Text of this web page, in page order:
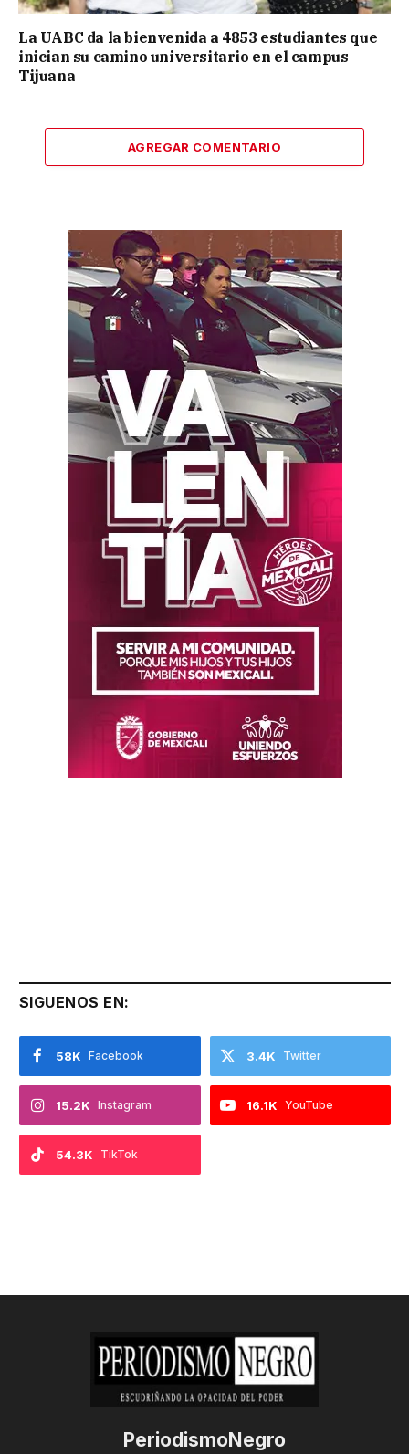
La UABC da la bienvenida a 4853 estudiantes que
inician su camino universitario en el campus
Tijuana
AGREGAR COMENTARIO
SIGUENOS EN:
Facebook
58K Twitter
3.4K
Instagram
15.2K YouTube
16.1K
TikTok
54.3K
PeriodismoNegro